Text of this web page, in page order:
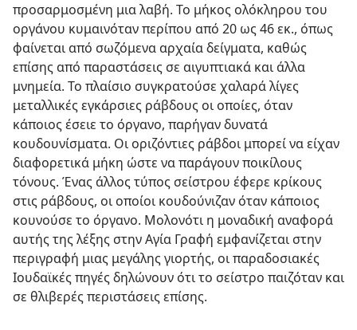
προσαρμοσμένη μια λαβή. Το μήκος ολόκληρου του
οργάνου κυμαινόταν περίπου από 20 ως 46 εκ., όπως
φαίνεται από σωζόμενα αρχαία δείγματα, καθώς
επίσης από παραστάσεις σε αιγυπτιακά και άλλα
μνημεία. Το πλαίσιο συγκρατούσε χαλαρά λίγες
μεταλλικές εγκάρσιες ράβδους οι οποίες, όταν
κάποιος έσειε το όργανο, παρήγαν δυνατά
κουδουνίσματα. Οι οριζόντιες ράβδοι μπορεί να είχαν
διαφορετικά μήκη ώστε να παράγουν ποικίλους
τόνους. Ένας άλλος τύπος σείστρου έφερε κρίκους
στις ράβδους, οι οποίοι κουδούνιζαν όταν κάποιος
κουνούσε το όργανο. Μολονότι η μοναδική αναφορά
αυτής της λέξης στην Αγία Γραφή εμφανίζεται στην
περιγραφή μιας μεγάλης γιορτής, οι παραδοσιακές
Ιουδαϊκές πηγές δηλώνουν ότι το σείστρο παιζόταν και
σε θλιβερές περιστάσεις επίσης.